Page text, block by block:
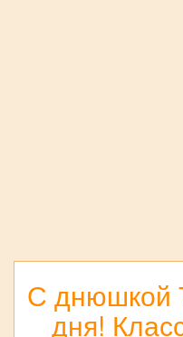
С днюшкой
дня!